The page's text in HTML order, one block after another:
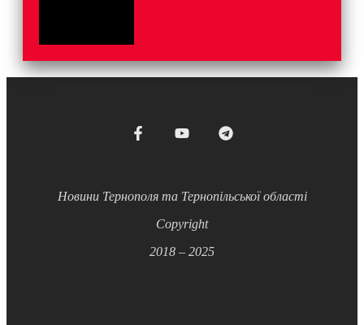
Новини Тернополя та Тернопільської області
Copyright
2018 – 2025